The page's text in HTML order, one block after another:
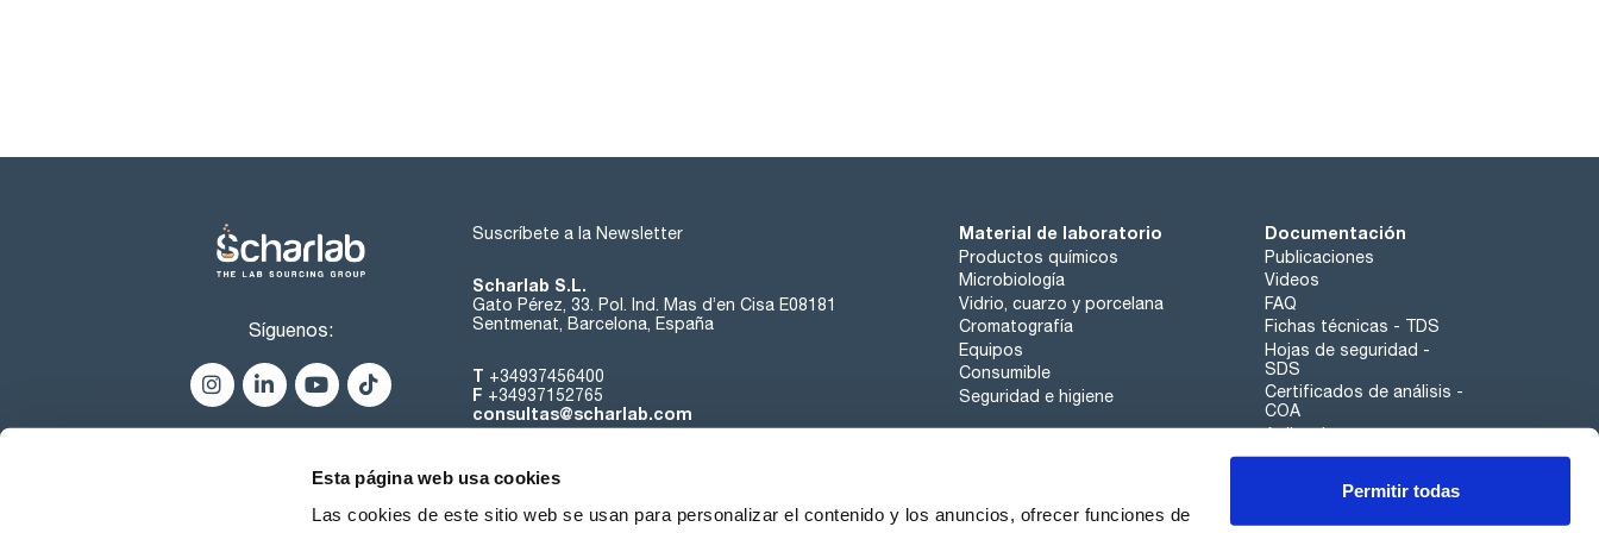
Esta página web usa cookies
Las cookies de este sitio web se usan para personalizar el contenido y los anuncios, ofrecer funciones de
Permitir todas
Síguenos:
Suscríbete a la Newsletter
Scharlab S.L.
Gato Pérez, 33. Pol. Ind. Mas d’en Cisa E08181
Sentmenat, Barcelona, España
T +34937456400
F +34937152765
consultas@scharlab.com
Material de laboratorio
Productos químicos
Microbiología
Vidrio, cuarzo y porcelana
Cromatografía
Equipos
Consumible
Seguridad e higiene
Documentación
Publicaciones
Videos
FAQ
Fichas técnicas - TDS
Hojas de seguridad -
SDS
Certificados de análisis -
COA
Aplicaciones
Tabla Periódica
Canal de denuncias